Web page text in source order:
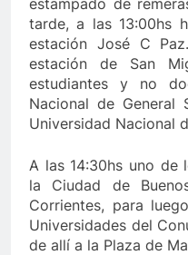
tarde, a las 13:00hs
estación José C
estación de San
estudiantes y no
Nacional de General
Universidad Nacional
A las 14:30hs uno de
la Ciudad de
Corrientes, para
Universidades del
de allí a la Plaza de